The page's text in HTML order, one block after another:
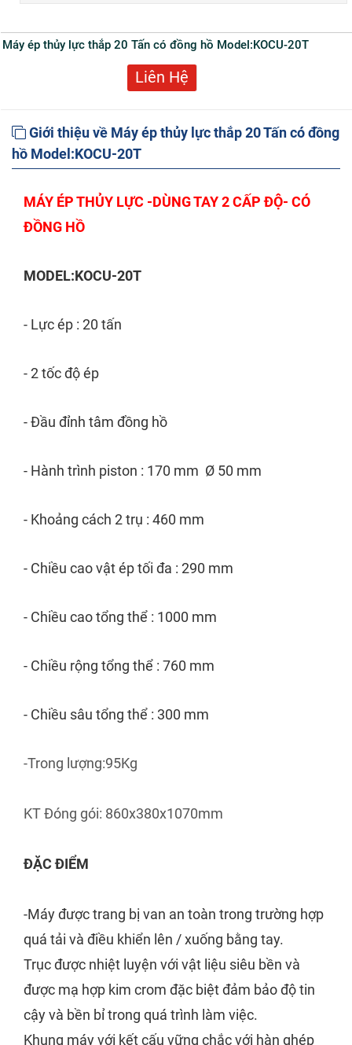
Máy ép thủy lực thắp 20 Tấn có đồng hồ Model:KOCU-20T
Liên Hệ
Giới thiệu về Máy ép thủy lực thắp 20 Tấn có đồng
hồ Model:KOCU-20T
MÁY ÉP THỦY LỰC -DÙNG TAY 2 CẤP ĐỘ- CÓ
ĐỒNG HỒ
MODEL:KOCU-20T
- Lực ép : 20 tấn
- 2 tốc độ ép
- Đầu đỉnh tâm đồng hồ
- Hành trình piston : 170 mm Ø 50 mm
- Khoảng cách 2 trụ : 460 mm
- Chiều cao vật ép tối đa : 290 mm
- Chiều cao tổng thể : 1000 mm
- Chiều rộng tổng thể : 760 mm
- Chiều sâu tổng thể : 300 mm
-Trong lượng:95Kg
KT Đóng gói: 860x380x1070mm
ĐẶC ĐIỂM
-Máy được trang bị van an toàn trong trường hợp
quá tải và điều khiển lên / xuống bằng tay.
Trục được nhiệt luyện với vật liệu siêu bền và
được mạ hợp kim crom đặc biệt đảm bảo độ tin
cậy và bền bỉ trong quá trình làm việc.
Khung máy với kết cấu vững chắc với hàn ghép